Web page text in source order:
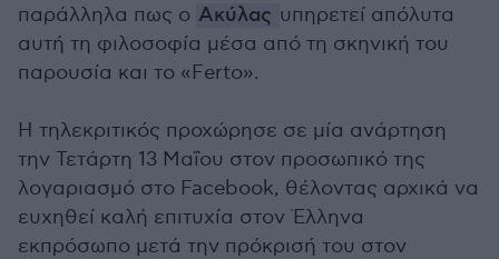
παράλληλα πως ο Ακύλας υπηρετεί απόλυτα
αυτή τη φιλοσοφία μέσα από τη σκηνική του
παρουσία και το «Ferto».
Η τηλεκριτικός προχώρησε σε μία ανάρτηση
την Τετάρτη 13 Μαΐου στον προσωπικό της
λογαριασμό στο Facebook, θέλοντας αρχικά να
ευχηθεί καλή επιτυχία στον Έλληνα
εκπρόσωπο μετά την πρόκρισή του στον